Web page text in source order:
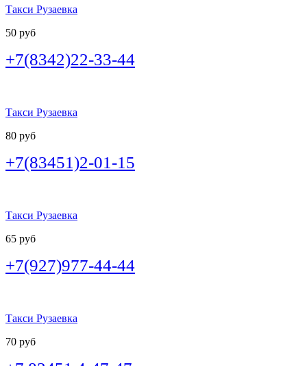
Такси Рузаевка
50 руб
+7(8342)22-33-44
Такси Рузаевка
80 руб
+7(83451)2-01-15
Такси Рузаевка
65 руб
+7(927)977-44-44
Такси Рузаевка
70 руб